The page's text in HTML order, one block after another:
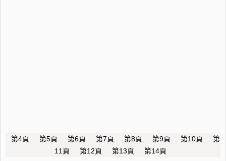
第4頁 第5頁 第6頁 第7頁 第8頁 第9頁 第10頁
第
11頁
第12頁 第13頁 第14頁